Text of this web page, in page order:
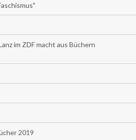
im ZDF macht aus Büchern
2019